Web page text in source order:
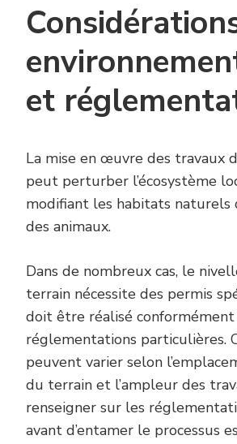
et
La mise en œuvre des travaux
peut perturber l’écosystème
modifiant les habitats naturels
des animaux.
Dans de nombreux cas, le
terrain nécessite des permis
doit être réalisé conformément
réglementations particulières.
peuvent varier selon
du terrain et l’ampleur des
renseigner sur les
avant d’entamer le processus